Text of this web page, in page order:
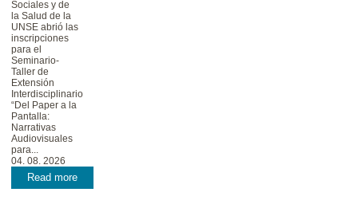
Sociales y de
la Salud de la
UNSE abrió las
inscripciones
para el
Seminario-
Taller de
Extensión
Interdisciplinario
“Del Paper a la
Pantalla:
Narrativas
Audiovisuales
para...
04. 08. 2026
Read more